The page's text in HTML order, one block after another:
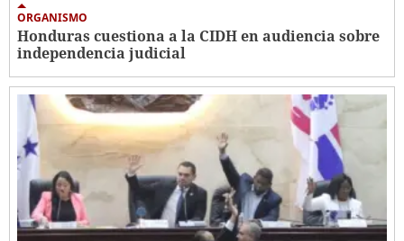
ORGANISMO
Honduras cuestiona a la CIDH en audiencia sobre
independencia judicial